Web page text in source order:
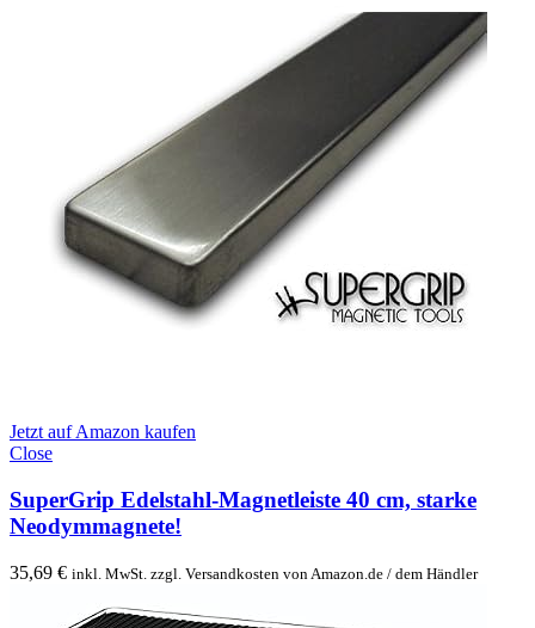
Jetzt auf Amazon kaufen
Close
SuperGrip Edelstahl-Magnetleiste 40 cm, starke
Neodymmagnete!
35,69 € inkl. MwSt. zzgl. Versandkosten von Amazon.de / dem Händler